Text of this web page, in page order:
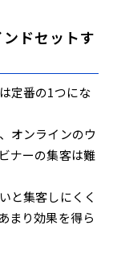
ドセットす
定番の1つにな
オンラインのウ
ナーの集客は難
と集客しにくく
まり効果を得ら